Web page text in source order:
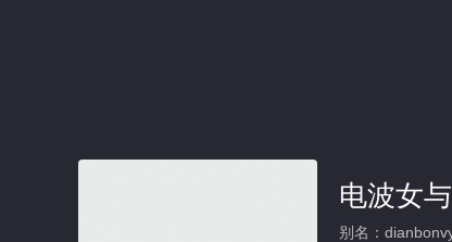
电波女
别名：